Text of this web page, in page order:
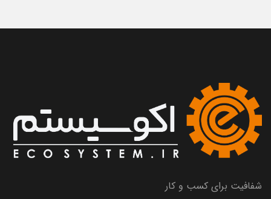
شفافیت برای کسب و کار